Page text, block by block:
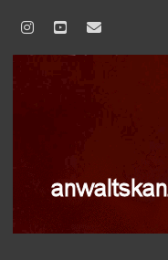
instagram
youtubeemail